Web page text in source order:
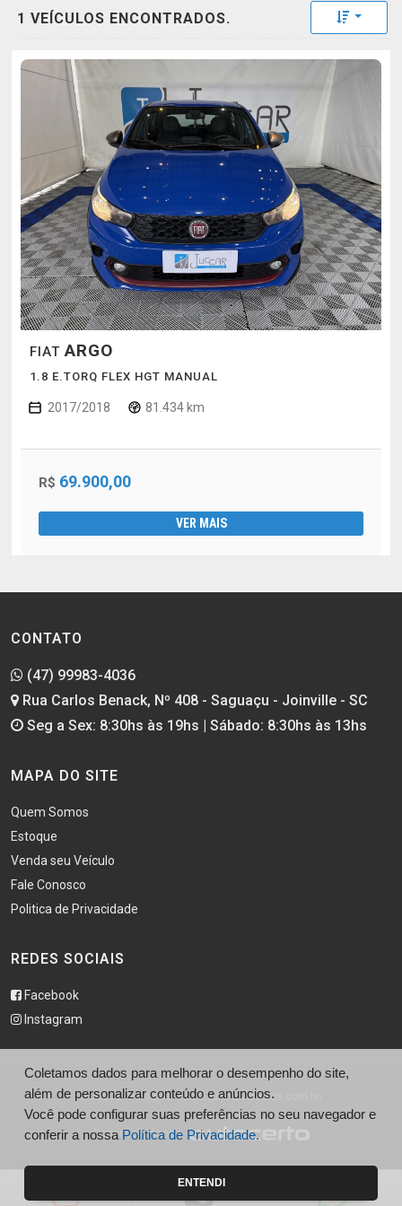
1 VEÍCULOS ENCONTRADOS. Toggle
FIATARGO
1.8 E.TORQ FLEX HGT MANUAL
2017/2018 81.434 km
R$ 69.900,00
VER MAIS
CONTATO
(47) 99983-4036
Rua Carlos Benack, Nº 408 - Saguaçu - Joinville - SC
Seg a Sex: 8:30hs às 19hs | Sábado: 8:30hs às 13hs
MAPA DO SITE
Quem Somos
Estoque
Venda seu Veículo
Fale Conosco
Politica de Privacidade
REDES SOCIAIS
Facebook
Instagram
© Juccar Veículos - http://juccarveiculos.com.br/
Desenvolvido por
Coletamos dados para melhorar o desempenho do site,
além de personalizar conteúdo e anúncios.
Você pode configurar suas preferências no seu navegador e
conferir a nossa Política de Privacidade.
ENTENDI